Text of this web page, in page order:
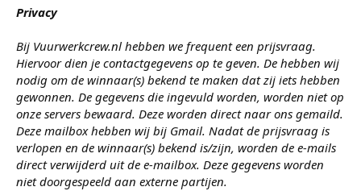
Privacy
Bij Vuurwerkcrew.nl hebben we frequent een prijsvraag.
Hiervoor dien je contactgegevens op te geven. De hebben wij
nodig om de winnaar(s) bekend te maken dat zij iets hebben
gewonnen. De gegevens die ingevuld worden, worden niet op
onze servers bewaard. Deze worden direct naar ons gemaild.
Deze mailbox hebben wij bij Gmail. Nadat de prijsvraag is
verlopen en de winnaar(s) bekend is/zijn, worden de e-mails
direct verwijderd uit de e-mailbox. Deze gegevens worden
niet doorgespeeld aan externe partijen.